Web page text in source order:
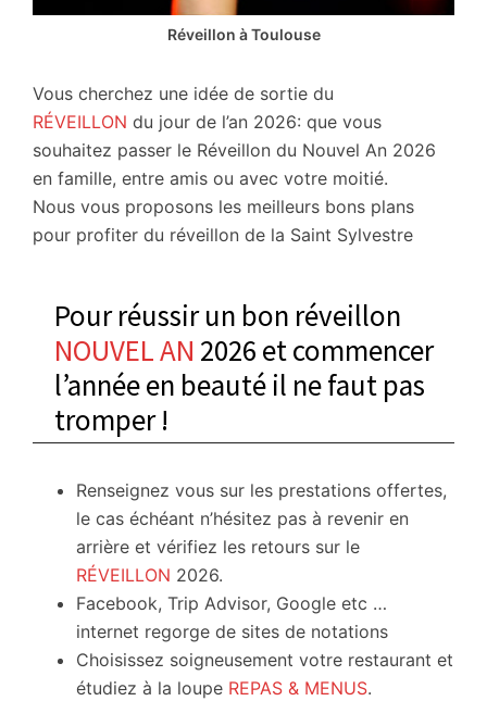
Réveillon à Toulouse
Vous cherchez une idée de sortie du
RÉVEILLON du jour de l’an 2026: que vous
souhaitez passer le Réveillon du Nouvel An 2026
en famille, entre amis ou avec votre moitié.
Nous vous proposons les meilleurs bons plans
pour profiter du réveillon de la Saint Sylvestre
Pour réussir un bon réveillon
NOUVEL AN 2026 et commencer
l’année en beauté il ne faut pas
tromper !
Renseignez vous sur les prestations offertes,
le cas échéant n’hésitez pas à revenir en
arrière et vérifiez les retours sur le
RÉVEILLON 2026.
Facebook, Trip Advisor, Google etc …
internet regorge de sites de notations
Choisissez soigneusement votre restaurant et
étudiez à la loupe REPAS & MENUS.